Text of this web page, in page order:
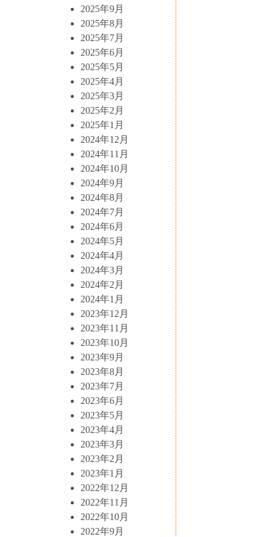
2025年9月
2025年8月
2025年7月
2025年6月
2025年5月
2025年4月
2025年3月
2025年2月
2025年1月
2024年12月
2024年11月
2024年10月
2024年9月
2024年8月
2024年7月
2024年6月
2024年5月
2024年4月
2024年3月
2024年2月
2024年1月
2023年12月
2023年11月
2023年10月
2023年9月
2023年8月
2023年7月
2023年6月
2023年5月
2023年4月
2023年3月
2023年2月
2023年1月
2022年12月
2022年11月
2022年10月
2022年9月